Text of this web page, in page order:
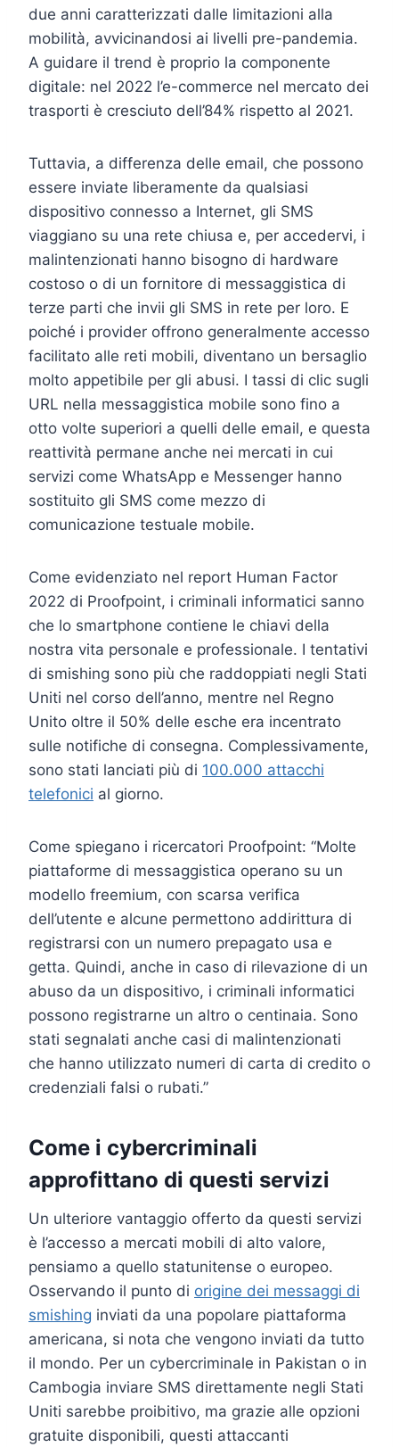
due anni caratterizzati dalle limitazioni alla
mobilità, avvicinandosi ai livelli pre-pandemia.
A guidare il trend è proprio la componente
digitale: nel 2022 l’e-commerce nel mercato dei
trasporti è cresciuto dell’84% rispetto al 2021.
Tuttavia, a differenza delle email, che possono
essere inviate liberamente da qualsiasi
dispositivo connesso a Internet, gli SMS
viaggiano su una rete chiusa e, per accedervi, i
malintenzionati hanno bisogno di hardware
costoso o di un fornitore di messaggistica di
terze parti che invii gli SMS in rete per loro. E
poiché i provider offrono generalmente accesso
facilitato alle reti mobili, diventano un bersaglio
molto appetibile per gli abusi. I tassi di clic sugli
URL nella messaggistica mobile sono fino a
otto volte superiori a quelli delle email, e questa
reattività permane anche nei mercati in cui
servizi come WhatsApp e Messenger hanno
sostituito gli SMS come mezzo di
comunicazione testuale mobile.
Come evidenziato nel report Human Factor
2022 di Proofpoint, i criminali informatici sanno
che lo smartphone contiene le chiavi della
nostra vita personale e professionale. I tentativi
di smishing sono più che raddoppiati negli Stati
Uniti nel corso dell’anno, mentre nel Regno
Unito oltre il 50% delle esche era incentrato
sulle notifiche di consegna. Complessivamente,
sono stati lanciati più di 100.000 attacchi
telefonici al giorno.
Come spiegano i ricercatori Proofpoint: “Molte
piattaforme di messaggistica operano su un
modello freemium, con scarsa verifica
dell’utente e alcune permettono addirittura di
registrarsi con un numero prepagato usa e
getta. Quindi, anche in caso di rilevazione di un
abuso da un dispositivo, i criminali informatici
possono registrarne un altro o centinaia. Sono
stati segnalati anche casi di malintenzionati
che hanno utilizzato numeri di carta di credito o
credenziali falsi o rubati.”
Come i cybercriminali
approfittano di questi servizi
Un ulteriore vantaggio offerto da questi servizi
è l’accesso a mercati mobili di alto valore,
pensiamo a quello statunitense o europeo.
Osservando il punto di origine dei messaggi di
smishing inviati da una popolare piattaforma
americana, si nota che vengono inviati da tutto
il mondo. Per un cybercriminale in Pakistan o in
Cambogia inviare SMS direttamente negli Stati
Uniti sarebbe proibitivo, ma grazie alle opzioni
gratuite disponibili, questi attaccanti